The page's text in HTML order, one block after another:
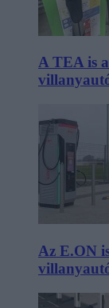
A TEA is a
Az E.ON